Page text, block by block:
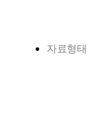
자료형태